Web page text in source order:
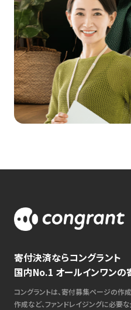
寄付決済ならコングラント
国内No.1 オールインワンの
コングラントは、寄付募集ページの作
作成など、ファンドレイジングに必要